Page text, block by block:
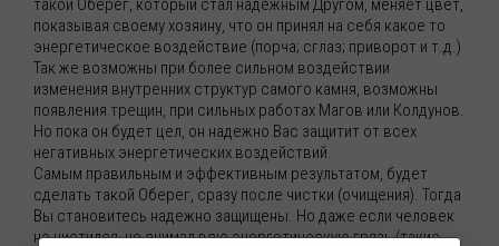
такой Оберег, который стал надежным Другом, меняет цвет,
показывая своему хозяину, что он принял на себя какое то
энергетическое воздействие (порча; сглаз; приворот и т.д.)
Так же возможны при более сильном воздействии
изменения внутренних структур самого камня, возможны
появления трещин, при сильных работах Магов или Колдунов.
Но пока он будет цел, он надежно Вас защитит от всех
негативных энергетических воздействий.
Самым правильным и эффективным результатом, будет
сделать такой Оберег, сразу после чистки (очищения). Тогда
Вы становитесь надежно защищены. Но даже если человек
не чистился, не снимал всю энергетическую грязь (такие